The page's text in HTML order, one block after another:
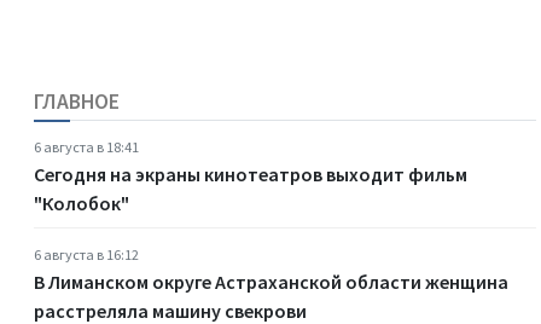
ГЛАВНОЕ
6 августа в 18:41
Сегодня на экраны кинотеатров выходит фильм
"Колобок"
6 августа в 16:12
В Лиманском округе Астраханской области женщина
расстреляла машину свекрови